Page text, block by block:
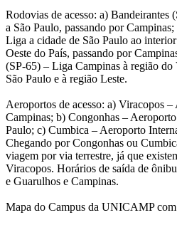
Rodovias de acesso: a)
a São Paulo, passando por
Liga a cidade de São Paulo ao
Oeste do País, passando por
(SP-65) – Liga Campinas à região do
São Paulo e à região Leste.
Aeroportos de acesso: a) Viracopos
Campinas; b) Congonhas –
Paulo; c) Cumbica – Aeroporto
Chegando por Congonhas ou
viagem por via terrestre, já que
Viracopos. Horários de saída de
e Guarulhos e Campinas.
Mapa do Campus da UNICAMP com